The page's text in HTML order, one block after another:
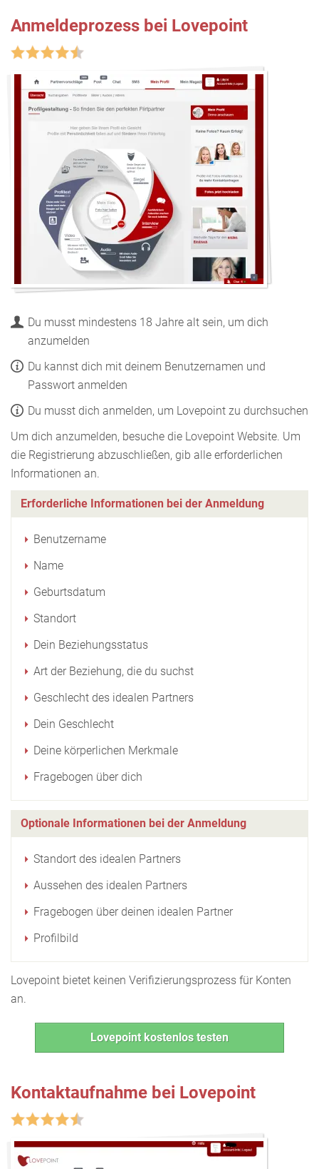
Anmeldeprozess bei Lovepoint
Du musst mindestens 18 Jahre alt sein, um dich
anzumelden
Du kannst dich mit deinem Benutzernamen und
Passwort anmelden
Du musst dich anmelden, um Lovepoint zu durchsuchen
Um dich anzumelden, besuche die Lovepoint Website. Um
die Registrierung abzuschließen, gib alle erforderlichen
Informationen an.
Erforderliche Informationen bei der Anmeldung
Benutzername
Name
Geburtsdatum
Standort
Dein Beziehungsstatus
Art der Beziehung, die du suchst
Geschlecht des idealen Partners
Dein Geschlecht
Deine körperlichen Merkmale
Fragebogen über dich
Optionale Informationen bei der Anmeldung
Standort des idealen Partners
Aussehen des idealen Partners
Fragebogen über deinen idealen Partner
Profilbild
Lovepoint bietet keinen Verifizierungsprozess für Konten
an.
Lovepoint kostenlos testen
Kontaktaufnahme bei Lovepoint